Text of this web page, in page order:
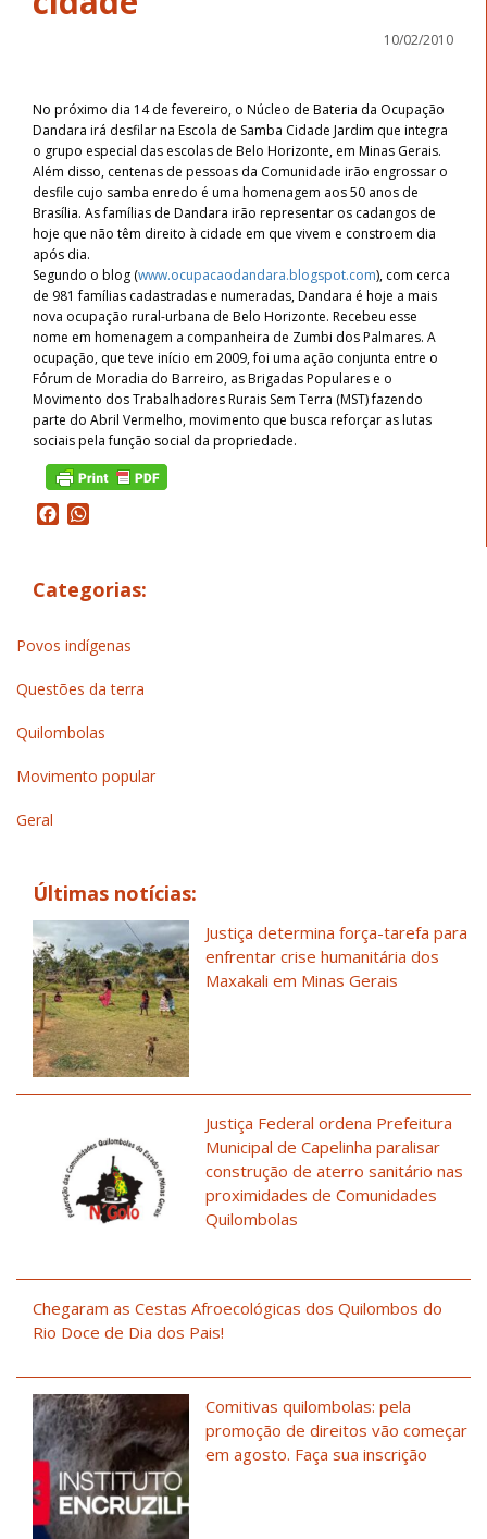
10/02/2010
No próximo dia 14 de fevereiro, o Núcleo de Bateria da Ocupação
Dandara irá desfilar na Escola de Samba Cidade Jardim que integra
o grupo especial das escolas de Belo Horizonte, em Minas Gerais.
Além disso, centenas de pessoas da Comunidade irão engrossar o
desfile cujo samba enredo é uma homenagem aos 50 anos de
Brasília. As famílias de Dandara irão representar os cadangos de
hoje que não têm direito à cidade em que vivem e constroem dia
após dia.
Segundo o blog (www.ocupacaodandara.blogspot.com), com cerca
de 981 famílias cadastradas e numeradas, Dandara é hoje a mais
nova ocupação rural-urbana de Belo Horizonte. Recebeu esse
nome em homenagem a companheira de Zumbi dos Palmares. A
ocupação, que teve início em 2009, foi uma ação conjunta entre o
Fórum de Moradia do Barreiro, as Brigadas Populares e o
Movimento dos Trabalhadores Rurais Sem Terra (MST) fazendo
parte do Abril Vermelho, movimento que busca reforçar as lutas
sociais pela função social da propriedade.
Facebook
Categorias:
Povos indígenas
Questões da terra
Quilombolas
Movimento popular
Geral
Últimas notícias:
Justiça determina força-tarefa para
enfrentar crise humanitária dos
Maxakali em Minas Gerais
Justiça Federal ordena Prefeitura
Municipal de Capelinha paralisar
construção de aterro sanitário nas
proximidades de Comunidades
Quilombolas
Chegaram as Cestas Afroecológicas dos Quilombos do
Rio Doce de Dia dos Pais!
Comitivas quilombolas: pela
promoção de direitos vão começar
em agosto. Faça sua inscrição